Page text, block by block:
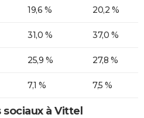
19,6 % 20,2 %
31,0 % 37,0 %
25,9 % 27,8 %
7,1 % 7,5 %
à Vittel